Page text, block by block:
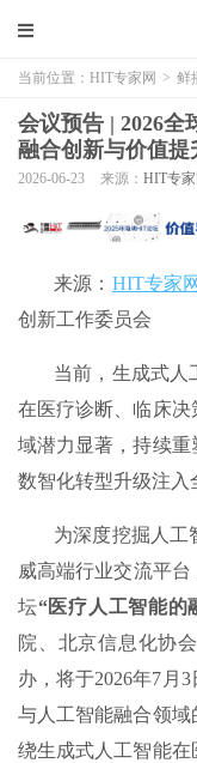
当前位置： HIT专家网 > 鲜
会议预告 | 2026全
融合创新与价值提
2026-06-23 来源： HIT专家
来源： HIT专家网
创新工作委员会
当前，生成式人
在医疗诊断、临床
域潜力显著，持续
数智化转型升级注入
为深度挖掘人工
威高端行业交流平
坛“医疗人工智能的
院、北京信息化协
办，将于2026年7月
与人工智能融合领域
绕生成式人工智能在